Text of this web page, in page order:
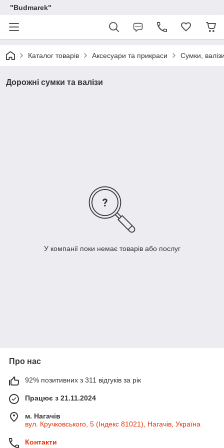
"Budmarek"
Каталог товарів Аксесуари та прикраси Сумки,
Дорожні сумки та валізи
У компанії поки немає товарів або послуг
Про нас
92% позитивних з 311 відгуків за рік
Працює з 21.11.2024
м. Нагачів
вул. Кручковського, 5 (Індекс 81021), Нагачів, Україна
Контакти